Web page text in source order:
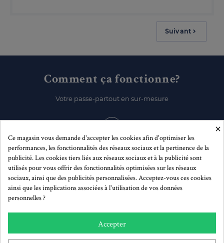
Comment ça fonctionne?
Votre passe-partout en sur-mesure
Mesurez votre image
Prenez simplement les mesures de hauteur et de largeur de
votre image ou de la pièce que vous souhaitez encadrer.
Votre choix
Nous vous proposons une large gamme de passe-partouts en
×
Ce magasin vous demande d'accepter les cookies afin d'optimiser les
performances, les fonctionnalités des réseaux sociaux et la pertinence de la
publicité. Les cookies tiers liés aux réseaux sociaux et à la publicité sont
utilisés pour vous offrir des fonctionnalités optimisées sur les réseaux
sociaux, ainsi que des publicités personnalisées. Acceptez-vous ces cookies
ainsi que les implications associées à l'utilisation de vos données
personnelles ?
Accepter